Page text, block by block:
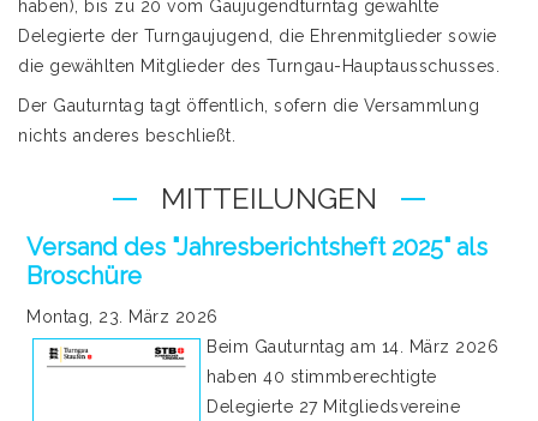
haben), bis zu 20 vom Gaujugendturntag gewählte
Delegierte der Turngaujugend, die Ehrenmitglieder sowie
die gewählten Mitglieder des Turngau-Hauptausschusses.
Der Gauturntag tagt öffentlich, sofern die Versammlung
nichts anderes beschließt.
MITTEILUNGEN
Versand des "Jahresberichtsheft 2025" als
Broschüre
Montag, 23. März 2026
Beim Gauturntag am 14. März 2026
haben 40 stimmberechtigte
Delegierte 27 Mitgliedsvereine